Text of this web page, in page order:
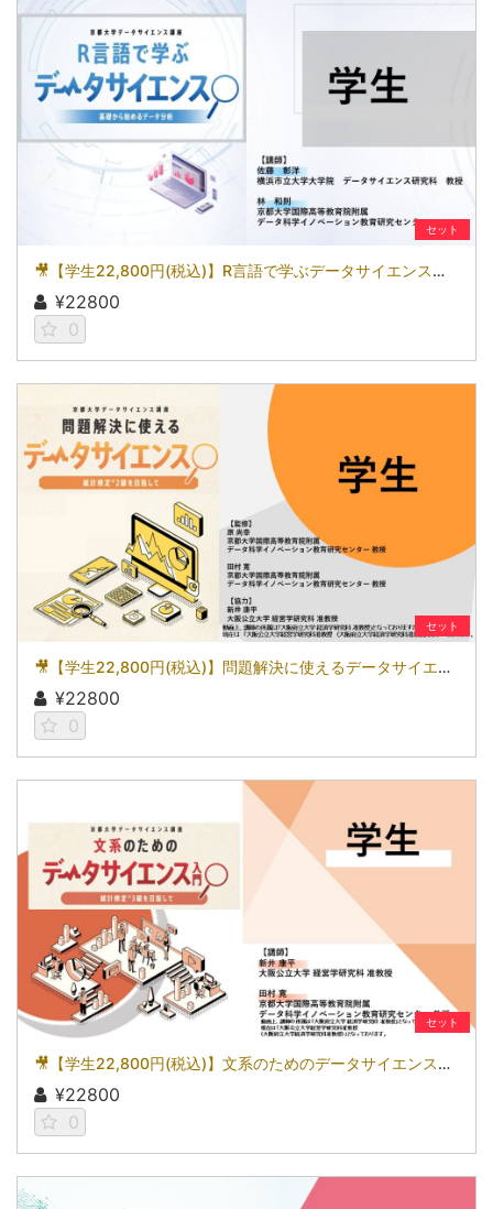
セット
🎥【学生22,800円(税込)】R言語で学ぶデータサイエンス～基礎から始めるデータ分析～［京都大学データサイエンス講座］（2026）
¥22800
0
セット
🎥【学生22,800円(税込)】問題解決に使えるデータサイエンス～統計検定(R)2級を目指して～［京都大学データサイエンス講座］（2026）
¥22800
0
セット
🎥【学生22,800円(税込)】文系のためのデータサイエンス入門～統計検定(R)3級を目指して～［京都大学データサイエンス講座］（2026）
¥22800
0